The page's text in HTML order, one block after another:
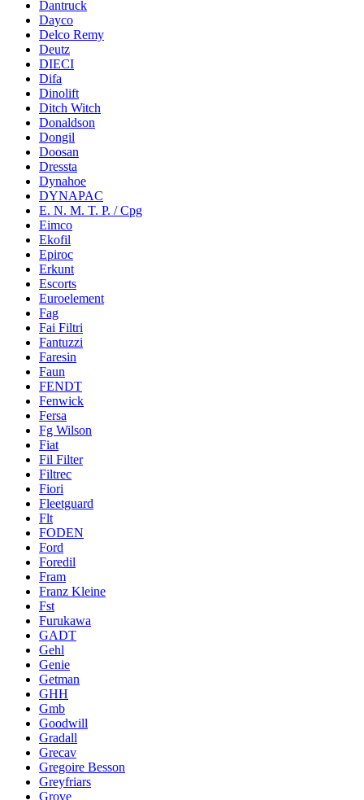
Dantruck
Dayco
Delco Remy
Deutz
DIECI
Difa
Dinolift
Ditch Witch
Donaldson
Dongil
Doosan
Dressta
Dynahoe
DYNAPAC
E. N. M. T. P. / Cpg
Eimco
Ekofil
Epiroc
Erkunt
Escorts
Euroelement
Fag
Fai Filtri
Fantuzzi
Faresin
Faun
FENDT
Fenwick
Fersa
Fg Wilson
Fiat
Fil Filter
Filtrec
Fiori
Fleetguard
Flt
FODEN
Ford
Foredil
Fram
Franz Kleine
Fst
Furukawa
GADT
Gehl
Genie
Getman
GHH
Gmb
Goodwill
Gradall
Grecav
Gregoire Besson
Greyfriars
Grove